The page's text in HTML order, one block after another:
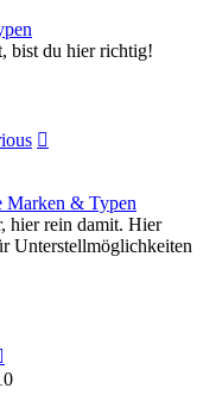
bist du hier richtig!
Marken & Typen
hier rein damit. Hier
Unterstellmöglichkeiten
Beitrag